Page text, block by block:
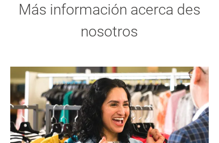
Más información acerca des
nosotros